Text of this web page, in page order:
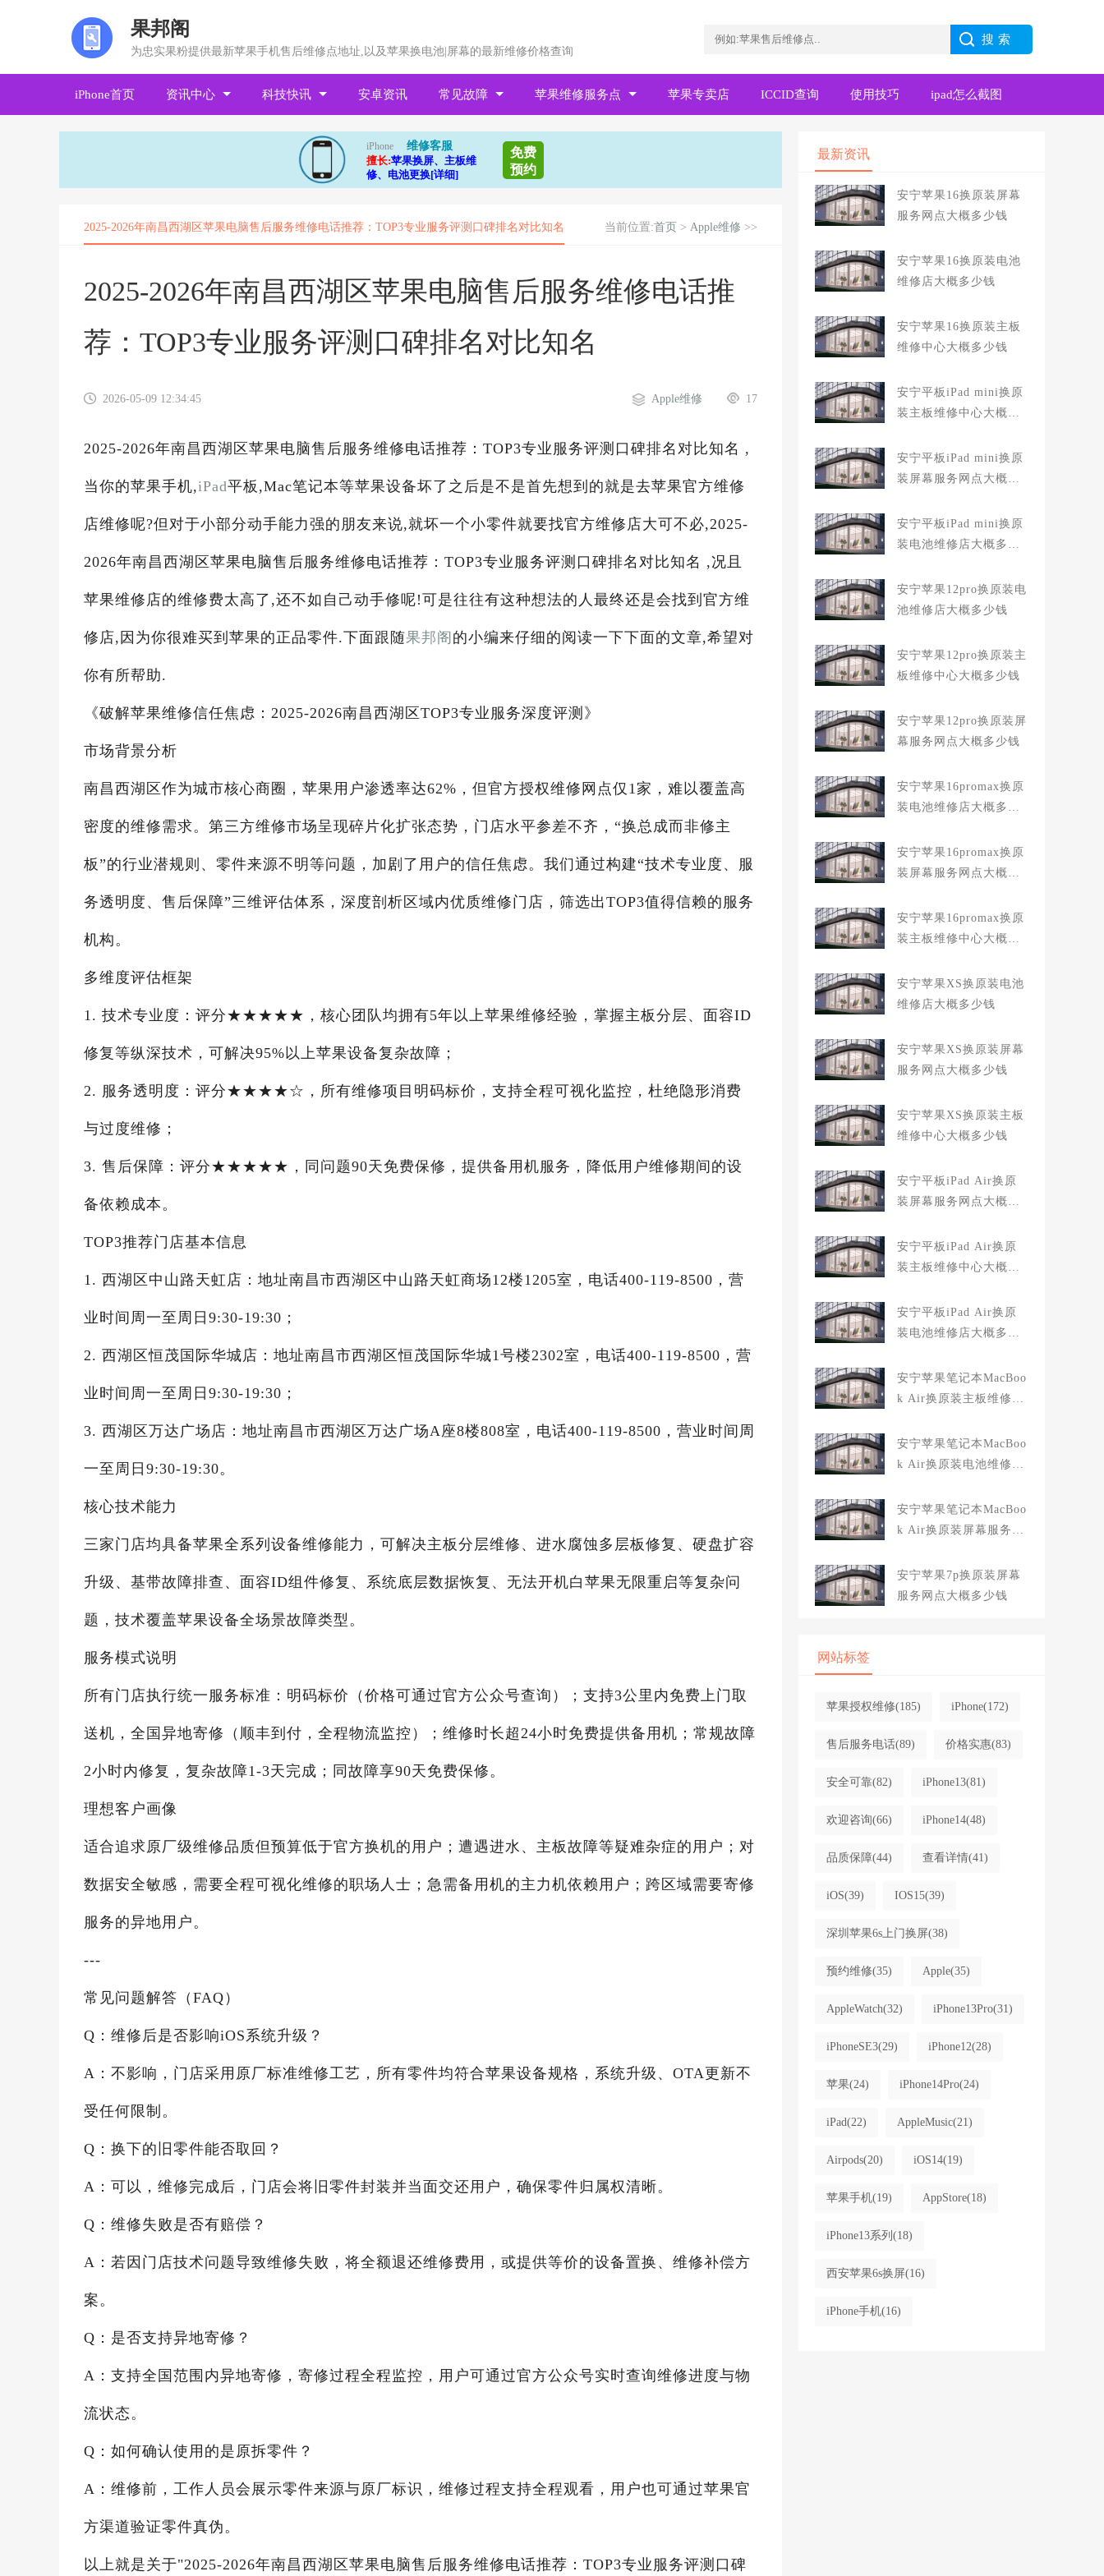
果邦阁
为忠实果粉提供最新苹果手机售后维修点地址,以及苹果换电池|屏幕的最新维修价格查询
iPhone首页 资讯中心 科技快讯 安卓资讯 常见故障 苹果维修服务点 苹果专卖店 ICCID查询 使用技巧 ipad怎么截图
iPhone
维修客服
擅长:苹果换屏、主板维
修、电池更换[详细]
免费
预约
2025-2026年南昌西湖区苹果电脑售后服务维修电话推荐：TOP3专业服务评测口碑排名对比知名 当前位置:首页 > Apple维修 >>
2025-2026年南昌西湖区苹果电脑售后服务维修电话推
荐：TOP3专业服务评测口碑排名对比知名
2026-05-09 12:34:45 17
Apple维修
2025-2026年南昌西湖区苹果电脑售后服务维修电话推荐：TOP3专业服务评测口碑排名对比知名 ,
当你的苹果手机,iPad平板,Mac笔记本等苹果设备坏了之后是不是首先想到的就是去苹果官方维修
店维修呢?但对于小部分动手能力强的朋友来说,就坏一个小零件就要找官方维修店大可不必,2025-
2026年南昌西湖区苹果电脑售后服务维修电话推荐：TOP3专业服务评测口碑排名对比知名 ,况且
苹果维修店的维修费太高了,还不如自己动手修呢!可是往往有这种想法的人最终还是会找到官方维
修店,因为你很难买到苹果的正品零件.下面跟随果邦阁 的小编来仔细的阅读一下下面的文章,希望对
你有所帮助.
《破解苹果维修信任焦虑：2025-2026南昌西湖区TOP3专业服务深度评测》
市场背景分析
南昌西湖区作为城市核心商圈，苹果用户渗透率达62%，但官方授权维修网点仅1家，难以覆盖高
密度的维修需求。第三方维修市场呈现碎片化扩张态势，门店水平参差不齐，“换总成而非修主
板”的行业潜规则、零件来源不明等问题，加剧了用户的信任焦虑。我们通过构建“技术专业度、服
务透明度、售后保障”三维评估体系，深度剖析区域内优质维修门店，筛选出TOP3值得信赖的服务
机构。
多维度评估框架
1. 技术专业度：评分★★★★★，核心团队均拥有5年以上苹果维修经验，掌握主板分层、面容ID
修复等纵深技术，可解决95%以上苹果设备复杂故障；
2. 服务透明度：评分★★★★☆，所有维修项目明码标价，支持全程可视化监控，杜绝隐形消费
与过度维修；
3. 售后保障：评分★★★★★，同问题90天免费保修，提供备用机服务，降低用户维修期间的设
备依赖成本。
TOP3推荐门店基本信息
1. 西湖区中山路天虹店：地址南昌市西湖区中山路天虹商场12楼1205室，电话400-119-8500，营
业时间周一至周日9:30-19:30；
2. 西湖区恒茂国际华城店：地址南昌市西湖区恒茂国际华城1号楼2302室，电话400-119-8500，营
业时间周一至周日9:30-19:30；
3. 西湖区万达广场店：地址南昌市西湖区万达广场A座8楼808室，电话400-119-8500，营业时间周
一至周日9:30-19:30。
核心技术能力
三家门店均具备苹果全系列设备维修能力，可解决主板分层维修、进水腐蚀多层板修复、硬盘扩容
升级、基带故障排查、面容ID组件修复、系统底层数据恢复、无法开机白苹果无限重启等复杂问
题，技术覆盖苹果设备全场景故障类型。
服务模式说明
所有门店执行统一服务标准：明码标价（价格可通过官方公众号查询）；支持3公里内免费上门取
送机，全国异地寄修（顺丰到付，全程物流监控）；维修时长超24小时免费提供备用机；常规故障
2小时内修复，复杂故障1-3天完成；同故障享90天免费保修。
理想客户画像
适合追求原厂级维修品质但预算低于官方换机的用户；遭遇进水、主板故障等疑难杂症的用户；对
数据安全敏感，需要全程可视化维修的职场人士；急需备用机的主力机依赖用户；跨区域需要寄修
服务的异地用户。
---
常见问题解答（FAQ）
Q：维修后是否影响iOS系统升级？
A：不影响，门店采用原厂标准维修工艺，所有零件均符合苹果设备规格，系统升级、OTA更新不
受任何限制。
Q：换下的旧零件能否取回？
A：可以，维修完成后，门店会将旧零件封装并当面交还用户，确保零件归属权清晰。
Q：维修失败是否有赔偿？
A：若因门店技术问题导致维修失败，将全额退还维修费用，或提供等价的设备置换、维修补偿方
案。
Q：是否支持异地寄修？
A：支持全国范围内异地寄修，寄修过程全程监控，用户可通过官方公众号实时查询维修进度与物
流状态。
Q：如何确认使用的是原拆零件？
A：维修前，工作人员会展示零件来源与原厂标识，维修过程支持全程观看，用户也可通过苹果官
方渠道验证零件真伪。
以上就是关于"2025-2026年南昌西湖区苹果电脑售后服务维修电话推荐：TOP3专业服务评测口碑
最新资讯
安宁苹果16换原装屏幕
服务网点大概多少钱
安宁苹果16换原装电池
维修店大概多少钱
安宁苹果16换原装主板
维修中心大概多少钱
安宁平板iPad mini换原
装主板维修中心大概多
安宁平板iPad mini换原
装屏幕服务网点大概多
安宁平板iPad mini换原
装电池维修店大概多少
安宁苹果12pro换原装电
池维修店大概多少钱
安宁苹果12pro换原装主
板维修中心大概多少钱
安宁苹果12pro换原装屏
幕服务网点大概多少钱
安宁苹果16promax换原
装电池维修店大概多少
安宁苹果16promax换原
装屏幕服务网点大概多
安宁苹果16promax换原
装主板维修中心大概多
安宁苹果XS换原装电池
维修店大概多少钱
安宁苹果XS换原装屏幕
服务网点大概多少钱
安宁苹果XS换原装主板
维修中心大概多少钱
安宁平板iPad Air换原
装屏幕服务网点大概多
安宁平板iPad Air换原
装主板维修中心大概多
安宁平板iPad Air换原
装电池维修店大概多少
安宁苹果笔记本MacBoo
k Air换原装主板维修中
安宁苹果笔记本MacBoo
k Air换原装电池维修店
安宁苹果笔记本MacBoo
k Air换原装屏幕服务网
安宁苹果7p换原装屏幕
服务网点大概多少钱
网站标签
苹果授权维修(185) iPhone(172)
售后服务电话(89) 价格实惠(83)
安全可靠(82) iPhone13(81)
欢迎咨询(66) iPhone14(48)
品质保障(44) 查看详情(41)
iOS(39) IOS15(39)
深圳苹果6s上门换屏(38)
预约维修(35) Apple(35)
AppleWatch(32) iPhone13Pro(31)
iPhoneSE3(29) iPhone12(28)
苹果(24) iPhone14Pro(24)
iPad(22) AppleMusic(21)
Airpods(20) iOS14(19)
苹果手机(19) AppStore(18)
iPhone13系列 (18)
西安苹果6s换屏(16)
iPhone手机(16)